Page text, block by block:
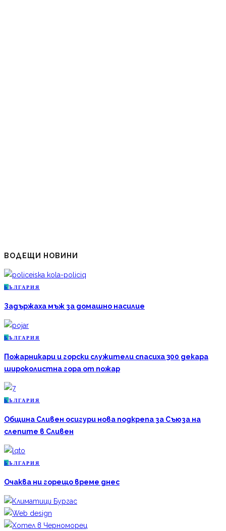
ВОДЕЩИ НОВИНИ
Б ЪЛГАРИЯ
Задържаха мъж за домашно насилие
Б ЪЛГАРИЯ
Пожарникари и горски служители спасиха 300 декара
широколистна гора от пожар
Б ЪЛГАРИЯ
Община Сливен осигури нова подкрепа за Съюза на
слепите в Сливен
Б ЪЛГАРИЯ
Очаква ни горещо време днес